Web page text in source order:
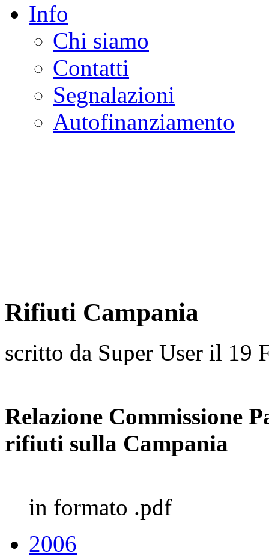
Info
Chi siamo
Contatti
Segnalazioni
Autofinanziamento
Rifiuti Campania
scritto da Super User il 19
Relazione Commissione
rifiuti sulla Campania
in formato .pdf
2006